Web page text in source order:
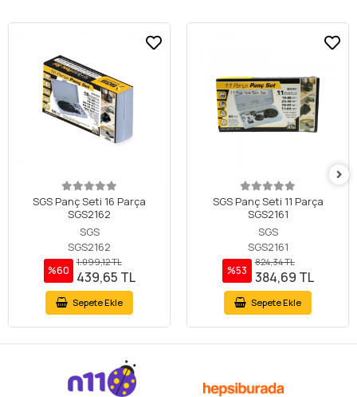
SGS Panç Seti 16 Parça
SGS2162
SGS
SGS2162
%60
1.099,12 TL
439,65 TL
Sepete Ekle
SGS Panç Seti 11 Parça
SGS2161
SGS
SGS2161
%53
824,34 TL
384,69 TL
Sepete Ekle